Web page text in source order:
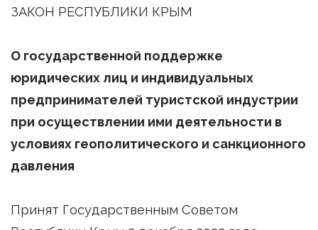
ЗАКОН РЕСПУБЛИКИ КРЫМ
О государственной поддержке
юридических лиц и индивидуальных
предпринимателей туристской индустрии
при осуществлении ими деятельности в
условиях геополитического и санкционного
давления
Принят Государственным Советом